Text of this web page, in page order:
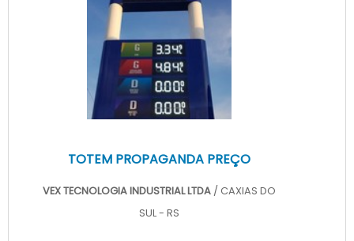
qualidade com resolução de problemas
por meio de soluções inovadoras.TOTEM
PUBLICITÁRIO PREÇO JUSTO E ACESSÍV...
TOTEM PROPAGANDA PREÇO
VEX TECNOLOGIA INDUSTRIAL LTDA / CAXIAS DO
SUL - RS